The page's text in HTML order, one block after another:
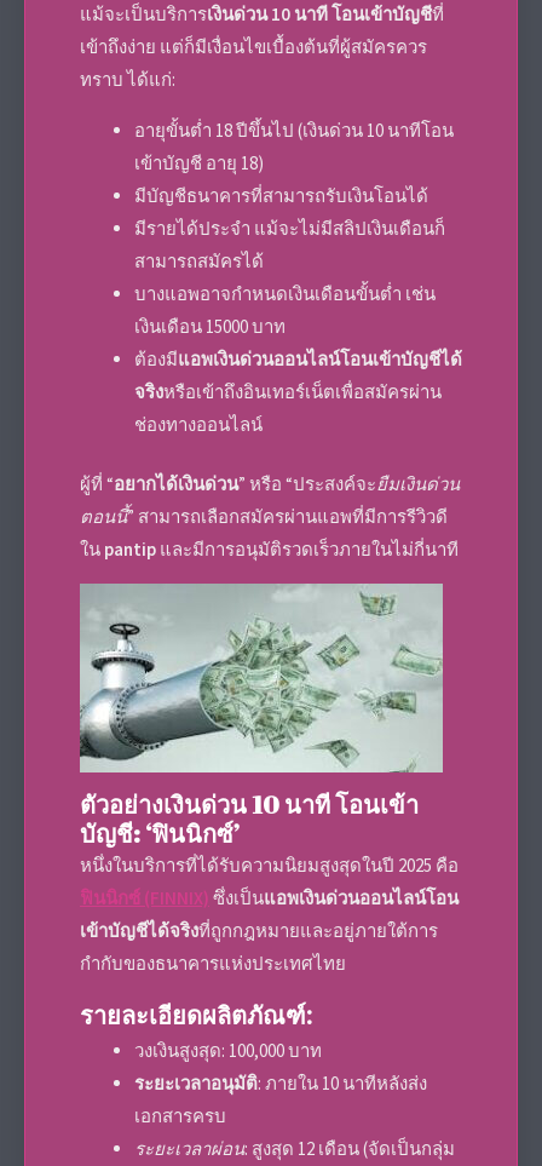
แม้จะเป็นบริการเงินด่วน 10 นาที โอนเข้าบัญชีที่
เข้าถึงง่าย แต่ก็มีเงื่อนไขเบื้องต้นที่ผู้สมัครควร
ทราบ ได้แก่:
อายุขั้นต่ำ 18 ปีขึ้นไป (เงินด่วน 10 นาทีโอน
เข้าบัญชี อายุ 18)
มีบัญชีธนาคารที่สามารถรับเงินโอนได้
มีรายได้ประจำ แม้จะไม่มีสลิปเงินเดือนก็
สามารถสมัครได้
บางแอพอาจกำหนดเงินเดือนขั้นต่ำ เช่น
เงินเดือน 15000 บาท
ต้องมีแอพเงินด่วนออนไลน์โอนเข้าบัญชีได้
จริงหรือเข้าถึงอินเทอร์เน็ตเพื่อสมัครผ่าน
ช่องทางออนไลน์
ผู้ที่ “อยากได้เงินด่วน” หรือ “ประสงค์จะยืมเงินด่วน
ตอนนี้” สามารถเลือกสมัครผ่านแอพที่มีการรีวิวดี
ใน pantip และมีการอนุมัติรวดเร็วภายในไม่กี่นาที
ตัวอย่างเงินด่วน 10 นาที โอนเข้า
บัญชี: ‘ฟินนิกซ์’
หนึ่งในบริการที่ได้รับความนิยมสูงสุดในปี 2025 คือ
ฟินนิกซ์ (FINNIX) ซึ่งเป็นแอพเงินด่วนออนไลน์โอน
เข้าบัญชีได้จริงที่ถูกกฎหมายและอยู่ภายใต้การ
กำกับของธนาคารแห่งประเทศไทย
รายละเอียดผลิตภัณฑ์:
วงเงินสูงสุด: 100,000 บาท
ระยะเวลาอนุมัติ: ภายใน 10 นาทีหลังส่ง
เอกสารครบ
ระยะเวลาผ่อน: สูงสุด 12 เดือน (จัดเป็นกลุ่ม